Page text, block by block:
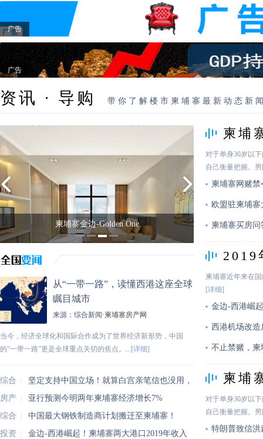
广告
广告
资讯 · 导购 带你了解楼市柬埔寨最新动态新
柬埔寨金边-紫晶壹号
从“一带一路”，读懂西港这座全球
瞩目城市
来源： 综合新闻 ·柬埔寨房产网
当今，经济全球化和国际合作成为了世界经济新形势，中国
的“一带一路”更是全球重点关切的焦点。... [详细]
综合
新闻
坚定支持中国立场！就算白宫亲笔信也没用，
房产
快讯
亚行预测今明两年柬埔寨经济增长7%
综合
新闻
中国最大钢铁制造商计划搬迁至柬埔寨！
投资
金边-西港崛起！柬埔寨两大港口2019年收入
柬埔
读！
对于单身30岁以
自己衡量把握。
柬埔寨网赌
欧盟驻柬埔
柬埔寨买房
2019
柬埔寨近年来在
[详细]
金边-西港崛
西港机场改
不止禁赌，柬
柬埔
读！
对于单身30岁以
自己衡量把握。
特朗普致信